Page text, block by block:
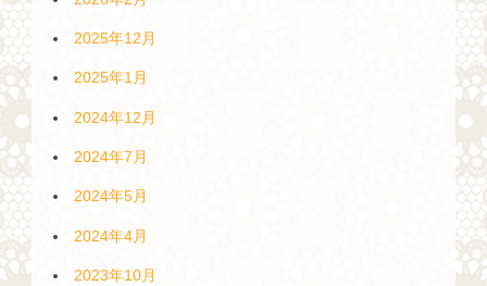
2025年12月
2025年1月
2024年12月
2024年7月
2024年5月
2024年4月
2023年10月